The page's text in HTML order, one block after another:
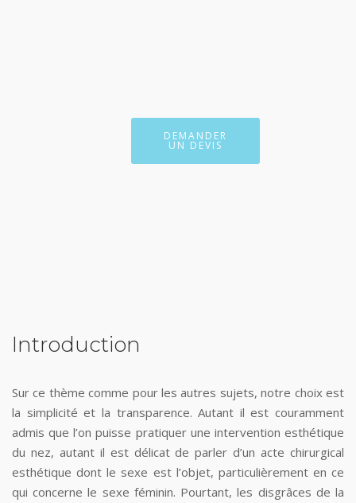
DEMANDER
UN DEVIS
Introduction
Sur ce thème comme pour les autres sujets, notre choix est
la simplicité et la transparence. Autant il est couramment
admis que l’on puisse pratiquer une intervention esthétique
du nez, autant il est délicat de parler d’un acte chirurgical
esthétique dont le sexe est l’objet, particulièrement en ce
qui concerne le sexe féminin. Pourtant, les disgrâces de la